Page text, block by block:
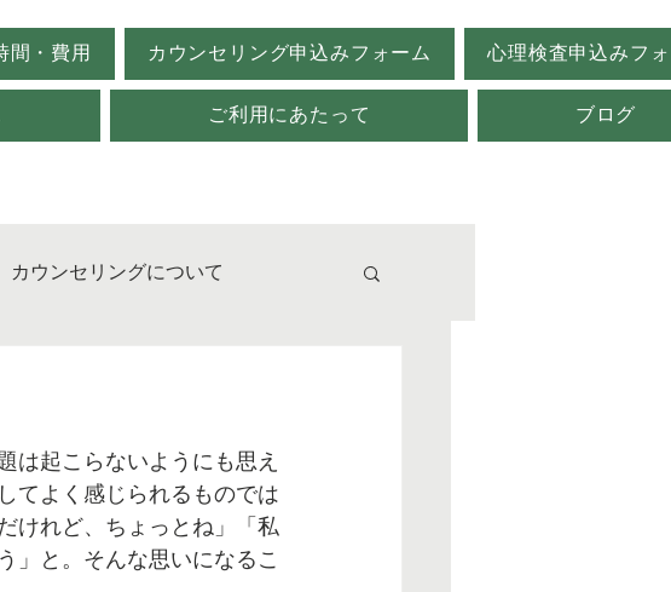
間・費用 カウンセリング申込みフォーム 心理検査申込みフ
ご利用にあたって ブログ
カウンセリングについて
起こらないようにも思え
てよく感じられるものでは
けれど、ちょっとね」「私
」と。そんな思いになるこ